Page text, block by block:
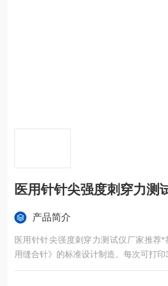
医用针针尖强度刺穿力测
产品简介
医用针针尖强度刺穿力测试仪厂家推荐
用缝合针》的标准设计制造。每次可打印
均值和强度测试结果。